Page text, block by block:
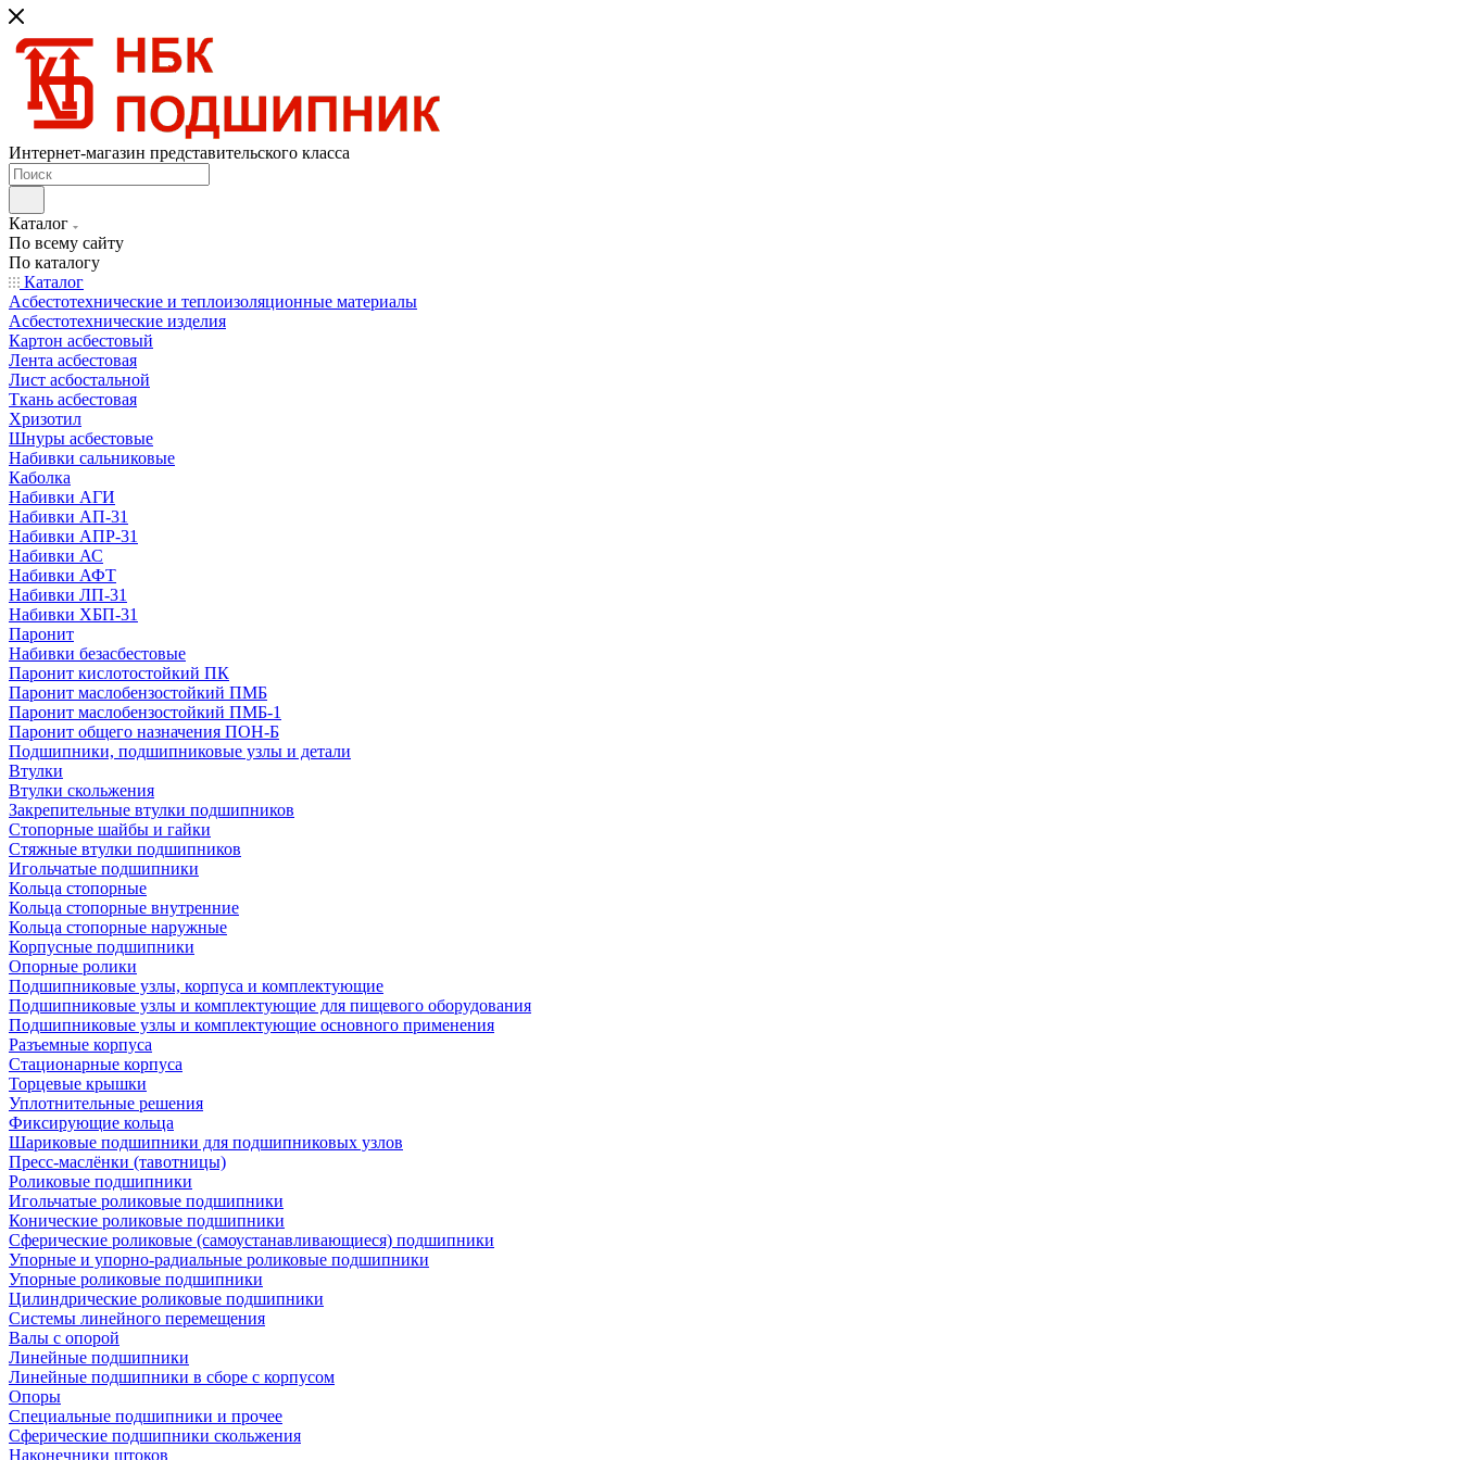
Интернет-магазин представительского класса
Каталог
По всему сайту
По каталогу
Каталог
Асбестотехнические и теплоизоляционные материалы
Асбестотехнические изделия
Картон асбестовый
Лента асбестовая
Лист асбостальной
Ткань асбестовая
Хризотил
Шнуры асбестовые
Набивки сальниковые
Каболка
Набивки АГИ
Набивки АП-31
Набивки АПР-31
Набивки АС
Набивки АФТ
Набивки ЛП-31
Набивки ХБП-31
Паронит
Набивки безасбестовые
Паронит кислотостойкий ПК
Паронит маслобензостойкий ПМБ
Паронит маслобензостойкий ПМБ-1
Паронит общего назначения ПОН-Б
Подшипники, подшипниковые узлы и детали
Втулки
Втулки скольжения
Закрепительные втулки подшипников
Стопорные шайбы и гайки
Стяжные втулки подшипников
Игольчатые подшипники
Кольца стопорные
Кольца стопорные внутренние
Кольца стопорные наружные
Корпусные подшипники
Опорные ролики
Подшипниковые узлы, корпуса и комплектующие
Подшипниковые узлы и комплектующие для пищевого оборудования
Подшипниковые узлы и комплектующие основного применения
Разъемные корпуса
Стационарные корпуса
Торцевые крышки
Уплотнительные решения
Фиксирующие кольца
Шариковые подшипники для подшипниковых узлов
Пресс-маслёнки (тавотницы)
Роликовые подшипники
Игольчатые роликовые подшипники
Конические роликовые подшипники
Сферические роликовые (самоустанавливающиеся) подшипники
Упорные и упорно-радиальные роликовые подшипники
Упорные роликовые подшипники
Цилиндрические роликовые подшипники
Системы линейного перемещения
Валы с опорой
Линейные подшипники
Линейные подшипники в сборе с корпусом
Опоры
Специальные подшипники и прочее
Сферические подшипники скольжения
Наконечники штоков